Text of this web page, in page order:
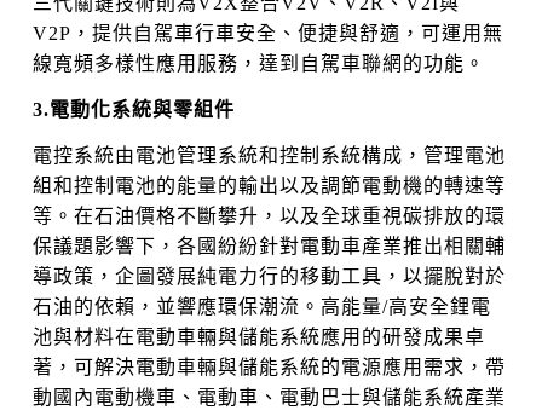
V2P，提供自駕車行車安全、便捷與舒適，可運用無
線寬頻多樣性應用服務，達到自駕車聯網的功能。
3.電動化系統與零組件
電控系統由電池管理系統和控制系統構成，管理電池
組和控制電池的能量的輸出以及調節電動機的轉速等
等。在石油價格不斷攀升，以及全球重視碳排放的環
保議題影響下，各國紛紛針對電動車產業推出相關輔
導政策，企圖發展純電力行的移動工具，以擺脫對於
石油的依賴，並響應環保潮流。高能量/高安全鋰電
池與材料在電動車輛與儲能系統應用的研發成果卓
著，可解決電動車輛與儲能系統的電源應用需求，帶
動國內電動機車、電動車、電動巴士與儲能系統產業